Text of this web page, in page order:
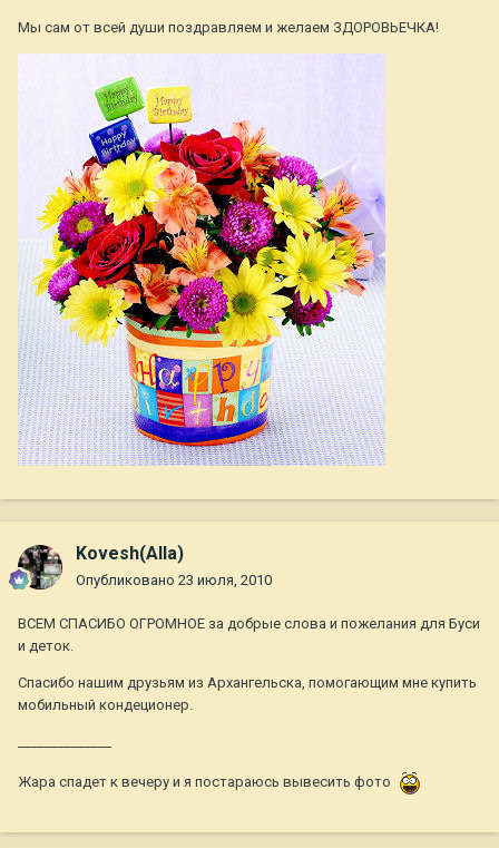
Мы сам от всей души поздравляем и желаем ЗДОРОВЬЕЧКА!
Kovesh(Alla)
Опубликовано 23 июля, 2010
ВСЕМ СПАСИБО ОГРОМНОЕ за добрые слова и пожелания для Буси
и деток.
Спасибо нашим друзьям из Архангельска, помогающим мне купить
мобильный кондеционер.
Жара спадет к вечеру и я постараюсь вывесить фото